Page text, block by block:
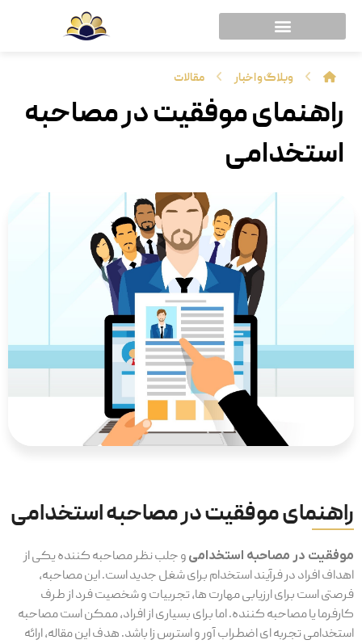
وبلاگ و اخبار مقالات
راهنمای موفقیت در مصاحبه
استخدامی
راهنمای موفقیت در مصاحبه استخدامی
موفقیت در مصاحبه استخدامی و جلب نظر مصاحبه کننده یکی از
اهداف افراد در فرآیند استخدام برای شغل جدید است. این مصاحبه،
فرصتی است برای ارزیابی مهارت ها، تجربیات و شخصیت فرد از طرف
کارفرما یا مصاحبه کننده. اما برای بسیاری از افراد، ممکن است مصاحبه
استخدامی تجربه ای اضطراب آور و استرس زا باشد. هدف این مقاله، ارائه